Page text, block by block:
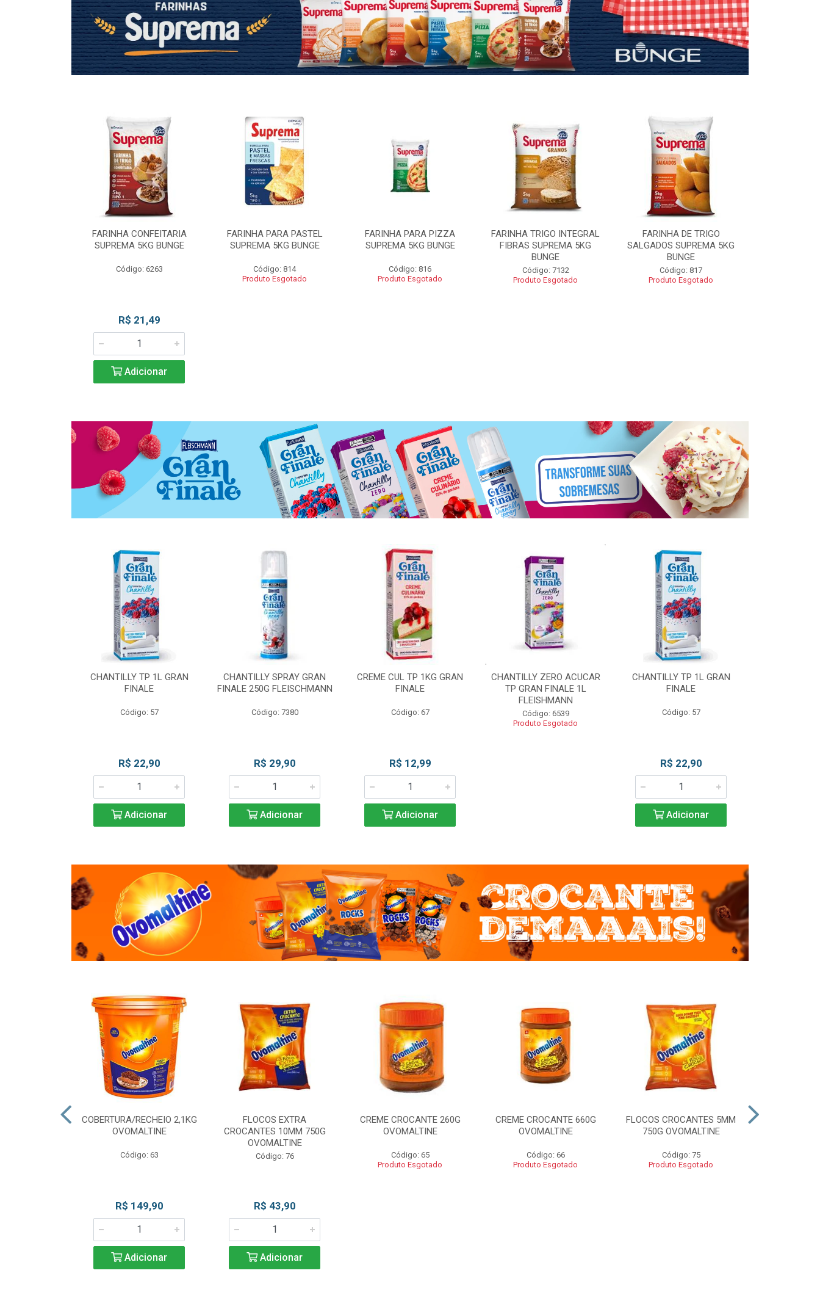
FARINHA CONFEITARIA
SUPREMA 5KG BUNGE
Código: 6263
R$ 21,49
Adicionar
FARINHA PARA PASTEL
SUPREMA 5KG BUNGE
Código: 814
Produto Esgotado
FARINHA PARA PIZZA
SUPREMA 5KG BUNGE
Código: 816
Produto Esgotado
FARINHA TRIGO INTEGRAL
FIBRAS SUPREMA 5KG
BUNGE
Código: 7132
Produto Esgotado
FARINHA DE TRIGO
SALGADOS SUPREMA 5KG
BUNGE
Código: 817
Produto Esgotado
CHANTILLY TP 1L GRAN
FINALE
Código: 57
R$ 22,90
Adicionar
CHANTILLY SPRAY GRAN
FINALE 250G FLEISCHMANN
Código: 7380
R$ 29,90
Adicionar
CREME CUL TP 1KG GRAN
FINALE
Código: 67
R$ 12,99
Adicionar
CHANTILLY ZERO ACUCAR
TP GRAN FINALE 1L
FLEISHMANN
Código: 6539
Produto Esgotado
CHANTILLY TP 1L GRAN
FINALE
Código: 57
R$ 22,90
Adicionar
COBERTURA/RECHEIO 2,1KG
OVOMALTINE
Código: 63
R$ 149,90
Adicionar
FLOCOS EXTRA
CROCANTES 10MM 750G
OVOMALTINE
Código: 76
R$ 43,90
Adicionar
CREME CROCANTE 260G
OVOMALTINE
Código: 65
Produto Esgotado
CREME CROCANTE 660G
OVOMALTINE
Código: 66
Produto Esgotado
FLOCOS CROCANTES 5MM
750G OVOMALTINE
Código: 75
Produto Esgotado